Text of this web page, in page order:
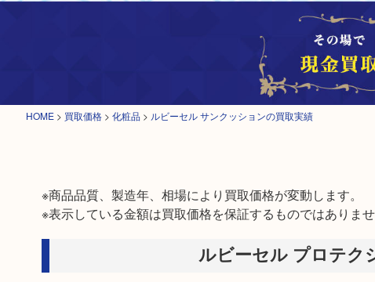
HOME > 買取価格 > 化粧品 > ルビーセル サンクッションの買取実績
※商品品質、製造年、相場により買取価格が変動します。
※表示している金額は買取価格を保証するものではありませ
ルビーセル プロテク